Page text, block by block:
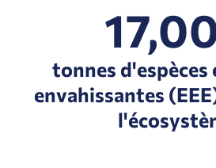
tonnes d'espèces
envahissantes